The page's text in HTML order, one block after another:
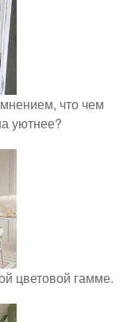
что чем
уютнее?
цветовой гамме.